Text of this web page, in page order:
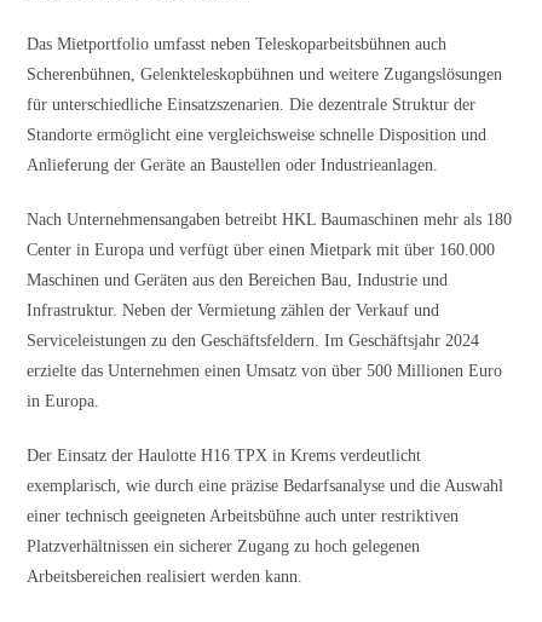
Das Mietportfolio umfasst neben Teleskoparbeitsbühnen auch
Scherenbühnen, Gelenkteleskopbühnen und weitere Zugangslösungen
für unterschiedliche Einsatzszenarien. Die dezentrale Struktur der
Standorte ermöglicht eine vergleichsweise schnelle Disposition und
Anlieferung der Geräte an Baustellen oder Industrieanlagen.
Nach Unternehmensangaben betreibt HKL Baumaschinen mehr als 180
Center in Europa und verfügt über einen Mietpark mit über 160.000
Maschinen und Geräten aus den Bereichen Bau, Industrie und
Infrastruktur. Neben der Vermietung zählen der Verkauf und
Serviceleistungen zu den Geschäftsfeldern. Im Geschäftsjahr 2024
erzielte das Unternehmen einen Umsatz von über 500 Millionen Euro
in Europa.
Der Einsatz der Haulotte H16 TPX in Krems verdeutlicht
exemplarisch, wie durch eine präzise Bedarfsanalyse und die Auswahl
einer technisch geeigneten Arbeitsbühne auch unter restriktiven
Platzverhältnissen ein sicherer Zugang zu hoch gelegenen
Arbeitsbereichen realisiert werden kann.